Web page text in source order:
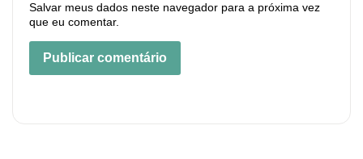
Salvar meus dados neste navegador para a próxima vez
que eu comentar.